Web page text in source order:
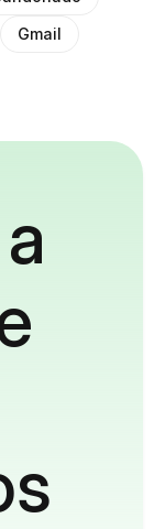
Gmail